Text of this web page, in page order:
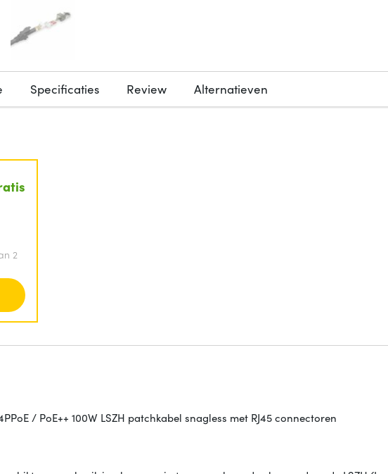
Specificaties Review Alternatieven
2
/ PoE++ 100W LSZH patchkabel snagless met RJ45 connectoren